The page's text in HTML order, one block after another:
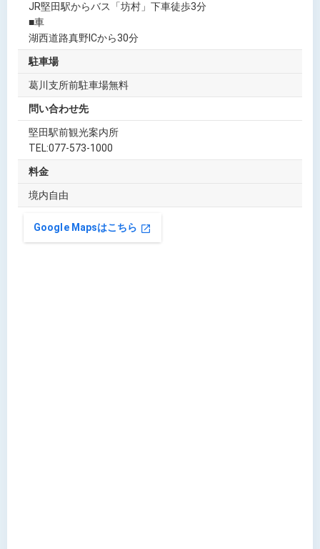
JR堅田駅からバス「坊村」下車徒歩3分
■車
湖西道路真野ICから30分
駐車場
葛川支所前駐車場無料
問い合わせ先
堅田駅前観光案内所
TEL:077-573-1000
料金
境内自由
Google Mapsはこちら